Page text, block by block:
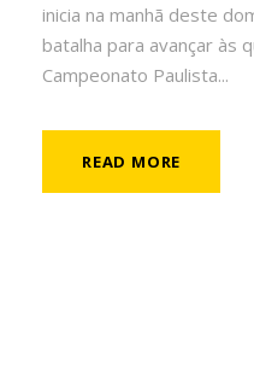
inicia na manhã deste
batalha para avançar às
Campeonato Paulista...
READ MORE